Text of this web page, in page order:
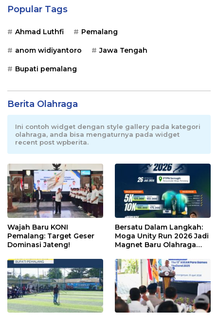
Popular Tags
Ahmad Luthfi Pemalang
anom widiyantoro Jawa Tengah
Bupati pemalang
Berita Olahraga
Ini contoh widget dengan style gallery pada kategori
olahraga, anda bisa mengaturnya pada widget
recent post wpberita.
Wajah Baru KONI
Pemalang: Target Geser
Dominasi Jateng!
Bersatu Dalam Langkah:
Moga Unity Run 2026 Jadi
Magnet Baru Olahraga